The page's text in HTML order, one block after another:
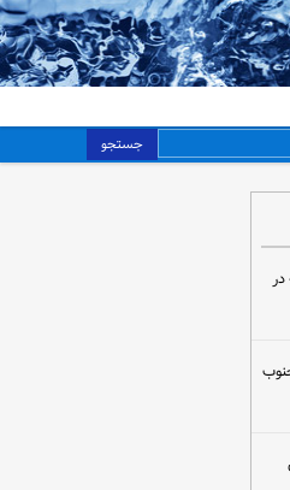
جستجو
در